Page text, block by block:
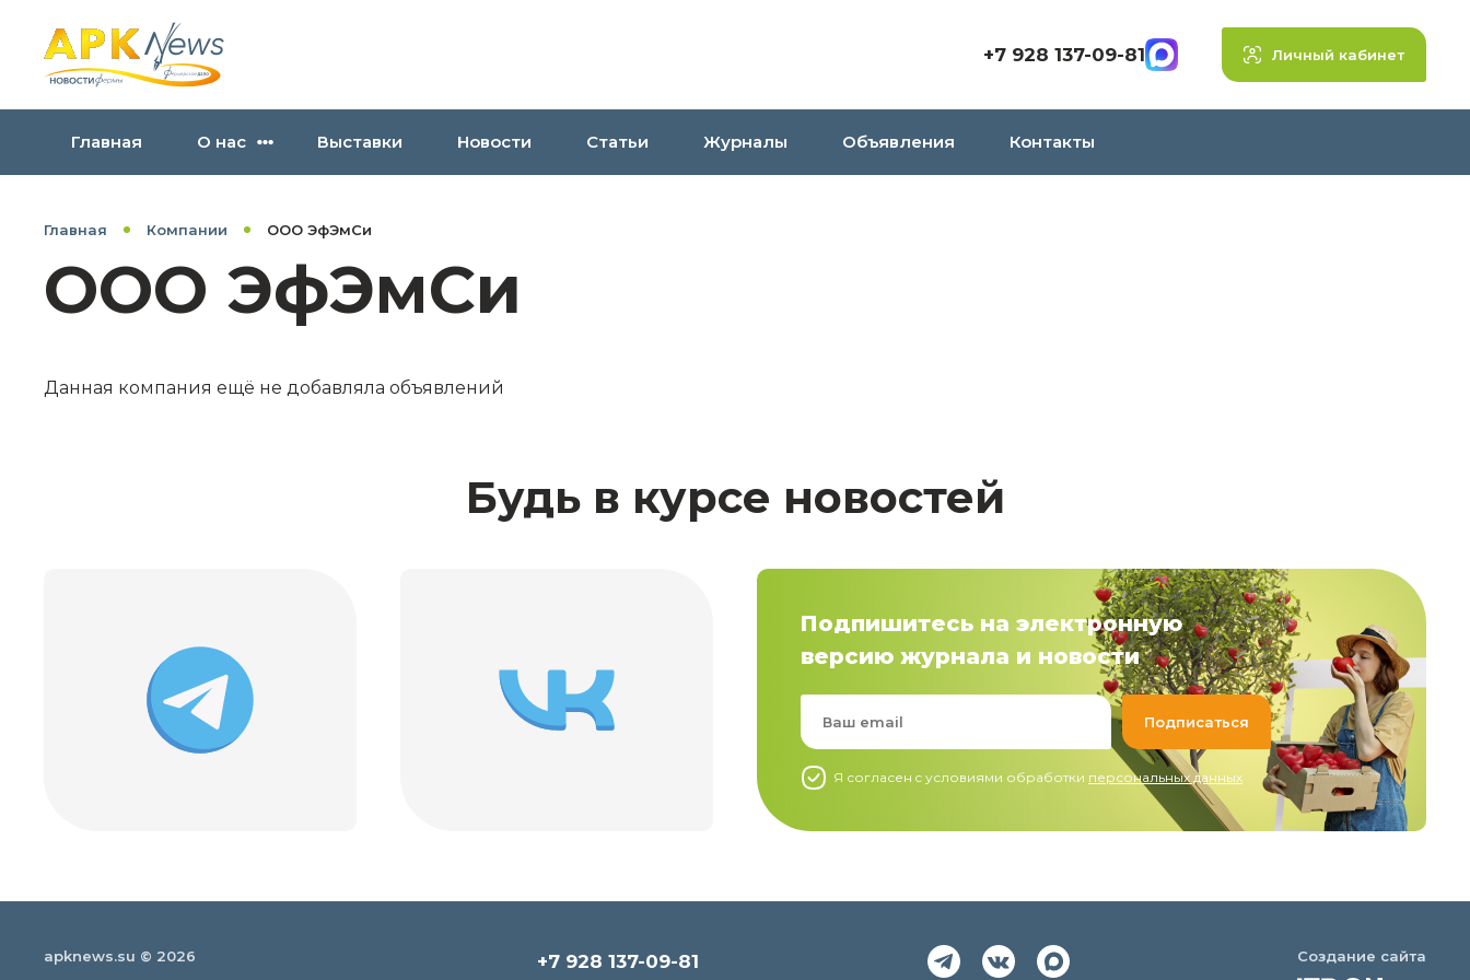
+7 928 137-09-81 Личный кабинет
Главная О нас Выставки Новости Статьи Журналы Объявления Контакты
Главная Компании ООО ЭфЭмСи
ООО ЭфЭмСи
Данная компания ещё не добавляла объявлений
Будь в курсе новостей
Подпишитесь на электронную
версию журнала и новости
Я согласен c условиями обработки персональных данных
apknews.su © 2026 +7 928 137-09-81 Создание сайта